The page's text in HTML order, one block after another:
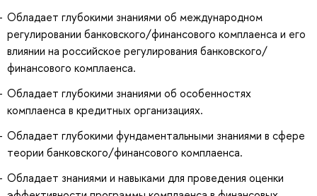
Обладает глубокими знаниями об международном
регулировании банковского/финансового комплаенса и его
влиянии на российское регулирования банковского/
финансового комплаенса.
Обладает глубокими знаниями об особенностях
комплаенса в кредитных организациях.
Обладает глубокими фундаментальными знаниями в сфере
теории банковского/финансового комплаенса.
Обладает знаниями и навыками для проведения оценки